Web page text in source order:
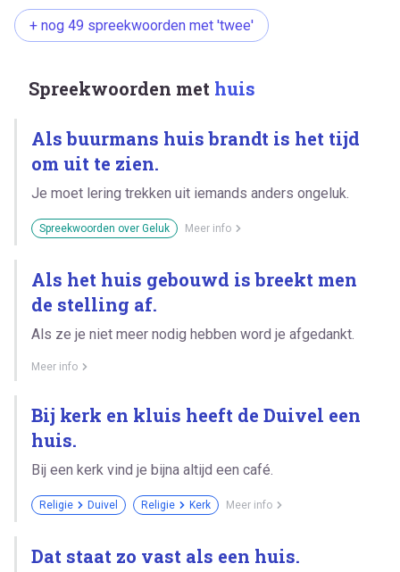
+ nog 49 spreekwoorden met 'twee'
Spreekwoorden met huis
Als buurmans huis brandt is het tijd
om uit te zien.
Je moet lering trekken uit iemands anders ongeluk.
Spreekwoorden over Geluk Meer info
Als het huis gebouwd is breekt men
de stelling af.
Als ze je niet meer nodig hebben word je afgedankt.
Meer info
Bij kerk en kluis heeft de Duivel een
huis.
Bij een kerk vind je bijna altijd een café.
Religie Duivel Religie Kerk Meer info
Dat staat zo vast als een huis.